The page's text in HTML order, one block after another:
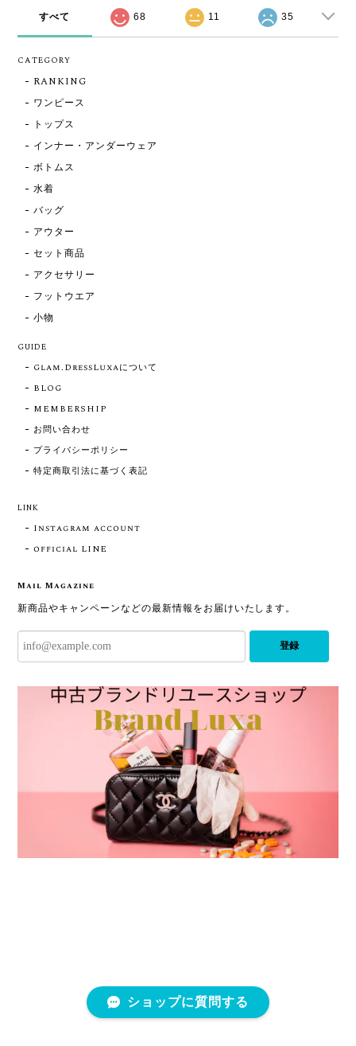
すべて 68 11 35
CATEGORY
RANKING
ワンピース
トップス
インナー・アンダーウェア
ボトムス
水着
バッグ
アウター
セット商品
アクセサリー
フットウエア
小物
GUIDE
Glam.DressLuxaについて
BLOG
MEMBERSHIP
お問い合わせ
プライバシーポリシー
特定商取引法に基づく表記
LINK
Instagram account
official LINE
Mail Magazine
新商品やキャンペーンなどの最新情報をお届けいたします。
登録
ショップに質問する